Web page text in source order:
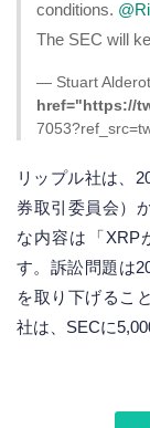
conditions.
The SEC will
— Stuart
href="https://
リップル社は、
券取引委員会）
な内容は「XRP
す。訴訟問題は
を取り下げるこ
社は、SECに